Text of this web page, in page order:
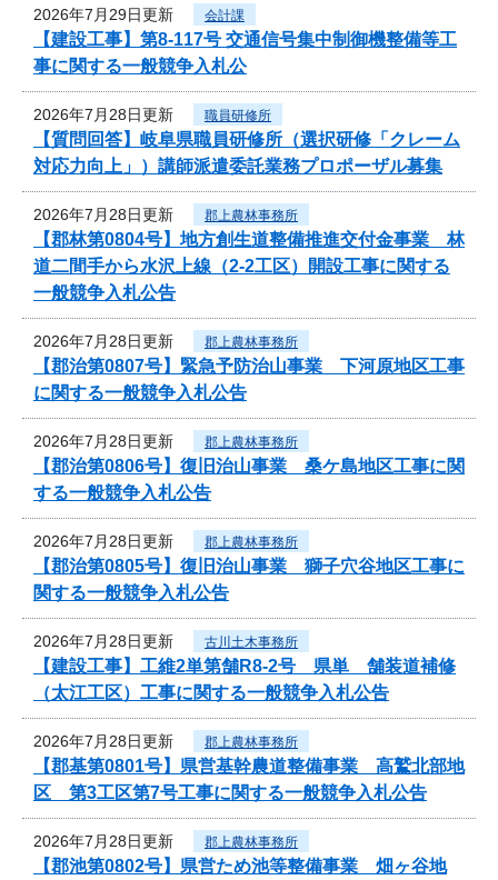
2026年7月29日更新 会計課
【建設工事】第8-117号 交通信号集中制御機整備等工
事に関する一般競争入札公
2026年7月28日更新 職員研修所
【質問回答】岐阜県職員研修所（選択研修「クレーム
対応力向上」）講師派遣委託業務プロポーザル募集
2026年7月28日更新 郡上農林事務所
【郡林第0804号】地方創生道整備推進交付金事業 林
道二間手から水沢上線（2-2工区）開設工事に関する
一般競争入札公告
2026年7月28日更新 郡上農林事務所
【郡治第0807号】緊急予防治山事業 下河原地区工事
に関する一般競争入札公告
2026年7月28日更新 郡上農林事務所
【郡治第0806号】復旧治山事業 桑ケ島地区工事に関
する一般競争入札公告
2026年7月28日更新 郡上農林事務所
【郡治第0805号】復旧治山事業 獅子穴谷地区工事に
関する一般競争入札公告
2026年7月28日更新 古川土木事務所
【建設工事】工維2単第舗R8-2号 県単 舗装道補修
（太江工区）工事に関する一般競争入札公告
2026年7月28日更新 郡上農林事務所
【郡基第0801号】県営基幹農道整備事業 高鷲北部地
区 第3工区第7号工事に関する一般競争入札公告
2026年7月28日更新 郡上農林事務所
【郡池第0802号】県営ため池等整備事業 畑ヶ谷地